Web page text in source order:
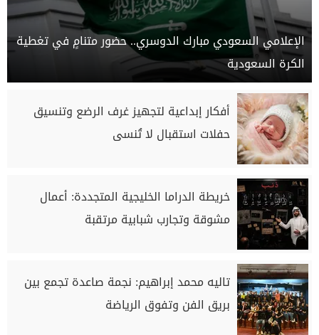
الإعلامي السعودي مبارك الدوسري.. حضور متنامٍ في تغطية
الكرة السعودية
أفكار إبداعية لتجهيز غرف الرضع وتنسيق
حفلات استقبال لا تُنسى
خريطة الدراما الخليجية المتجددة: أعمال
مشوقة وتجارب شبابية مرتقبة
تاليه محمد إبراهيم: نجمة صاعدة تجمع بين
بريق الفن وتفوق الرياضة